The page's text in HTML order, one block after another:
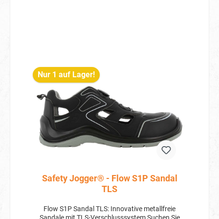
PU/PU. Absatzkante. Stoßdämpfend.
Zehenschutzkappe aus Stahl. Waschbar.
Belüftendes Futter aus Mikrofaser. Belüftende
Einlegesohle. Anmerkungen: Mehrmaliges
Waschen kann die antistatischen Eigenschaften
des Schuhwerks minimieren.; Die MASCOT-
Einlegesohlen mit Fußgewölbe-Stütze (FT090,
FT091, FT092) sind für diesen Schuh zertifiziert.
Nur 1 auf Lager!
Safety Jogger® - Flow S1P Sandal
TLS
Flow S1P Sandal TLS: Innovative metallfreie